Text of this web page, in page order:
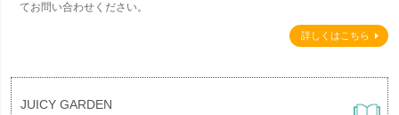
てお問い合わせください。
詳しくはこちら
JUICY GARDEN